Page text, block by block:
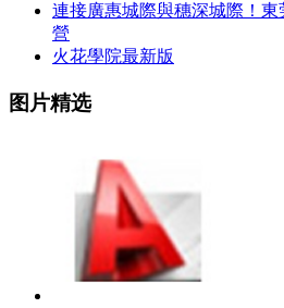
連接廣惠城際與穗深城際！
營
火花學院最新版
图片精选